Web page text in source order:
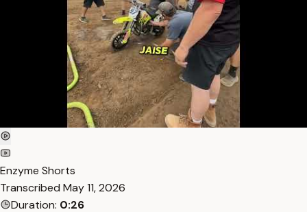
Enzyme Shorts
Transcribed May 11, 2026
Duration: 0:26